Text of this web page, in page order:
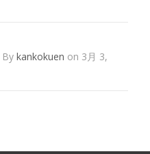
By kankokuen on 3月 3,